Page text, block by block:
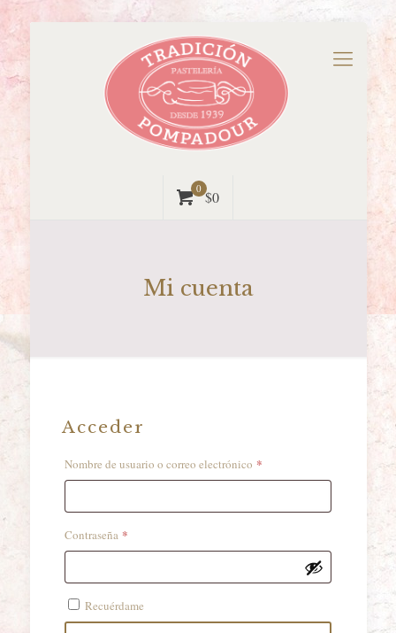
0 $0
Mi cuenta
Acceder
Nombre de usuario o correo electrónico *Obligatorio
Contraseña *Obligatorio
Recuérdame